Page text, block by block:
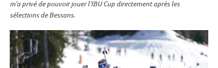
m’a privé de pouvoir jouer l’IBU Cup directement après les
sélections de Bessans.